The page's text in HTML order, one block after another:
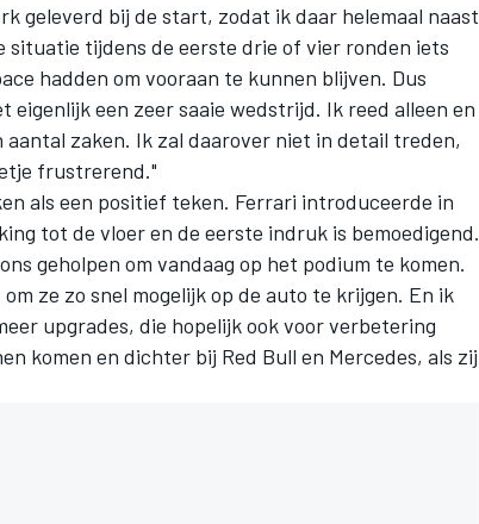
geleverd bij de start, zodat ik daar helemaal naast
situatie tijdens de eerste drie of vier ronden iets
hadden om vooraan te kunnen blijven. Dus
een zeer saaie wedstrijd. Ik reed alleen en
zaken. Ik zal daarover niet in detail treden,
frustrerend."
als een positief teken. Ferrari introduceerde in
tot de vloer en de eerste indruk is bemoedigend.
geholpen om vandaag op het podium te komen.
ze zo snel mogelijk op de auto te krijgen. En ik
upgrades, die hopelijk ook voor verbetering
komen en dichter bij Red Bull en Mercedes, als zij